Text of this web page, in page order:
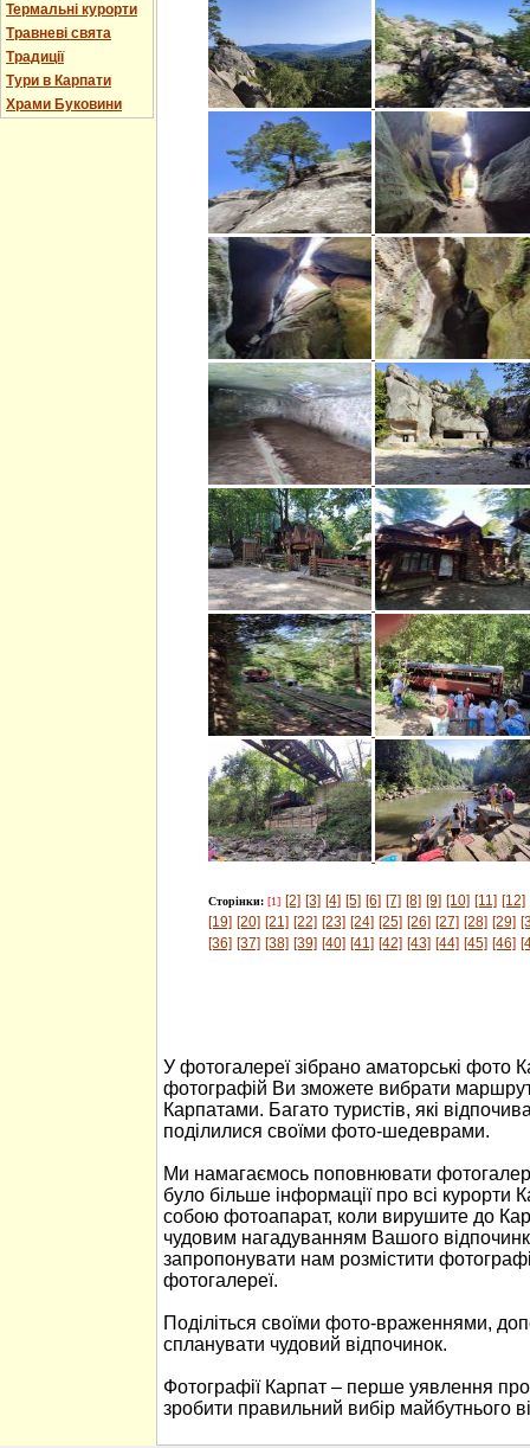
Термальні курорти
Травневі свята
Традиції
Тури в Карпати
Храми Буковини
Сторінки: [1] [2] [3] [4] [5] [6] [7] [8] [9] [10] [11] [12]
[19] [20] [21] [22] [23] [24] [25] [26] [27] [28] [29]
[36] [37] [38] [39] [40] [41] [42] [43] [44] [45] [46]
У фотогалереї зібрано аматорські фото
фотографій Ви зможете вибрати
Карпатами. Багато туристів, які
поділилися своїми фото-шедеврами.
Ми намагаємось поповнювати
було більше інформації про всі курорти
собою фотоапарат, коли вирушите до
чудовим нагадуванням Вашого
запропонувати нам розмістити
фотогалереї.
Поділіться своїми фото-враженнями,
спланувати чудовий відпочинок.
Фотографії Карпат – перше уявлення
зробити правильний вибір майбутнього